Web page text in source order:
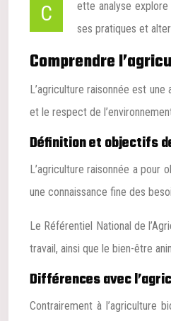
Cette analyse explore l’agriculture raisonnée, une approche prônant l’utilisation raisonnée d’intrants chimiques tout en visant des objectifs économiques et environnementaux. En comprenant
ses pratiques et
Comprendre
L’agriculture raisonnée est
et le respect de
Définition et objectifs
L’agriculture raisonnée a pour
une connaissance fine des
Le Référentiel National de
travail, ainsi que le bien-être
Différences avec
Contrairement à l’agriculture